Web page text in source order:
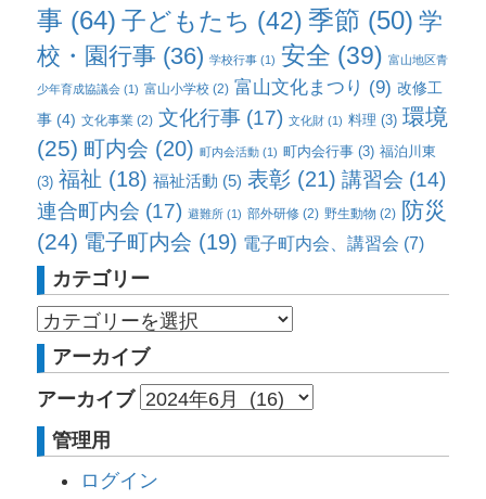
事 (64) 子どもたち (42) 季節 (50) 学
校・園行事 (36) 学校行事(1) 安全 (39) 富山地区青
少年育成協議会(1) 富山小学校(2) 富山文化まつり (9) 改修工
事(4) 文化事業(2) 文化行事(17) 文化財(1) 料理 (3) 環境
(25) 町内会 (20) 町内会活動(1) 町内会行事(3) 福泊川東
(3) 福祉 (18) 福祉活動 (5) 表彰(21) 講習会 (14)
連合町内会 (17) 避難所(1) 部外研修(2) 野生動物 (2) 防災
(24) 電子町内会 (19) 電子町内会、講習会 (7)
カテゴリー
アーカイブ
アーカイブ
管理用
ログイン